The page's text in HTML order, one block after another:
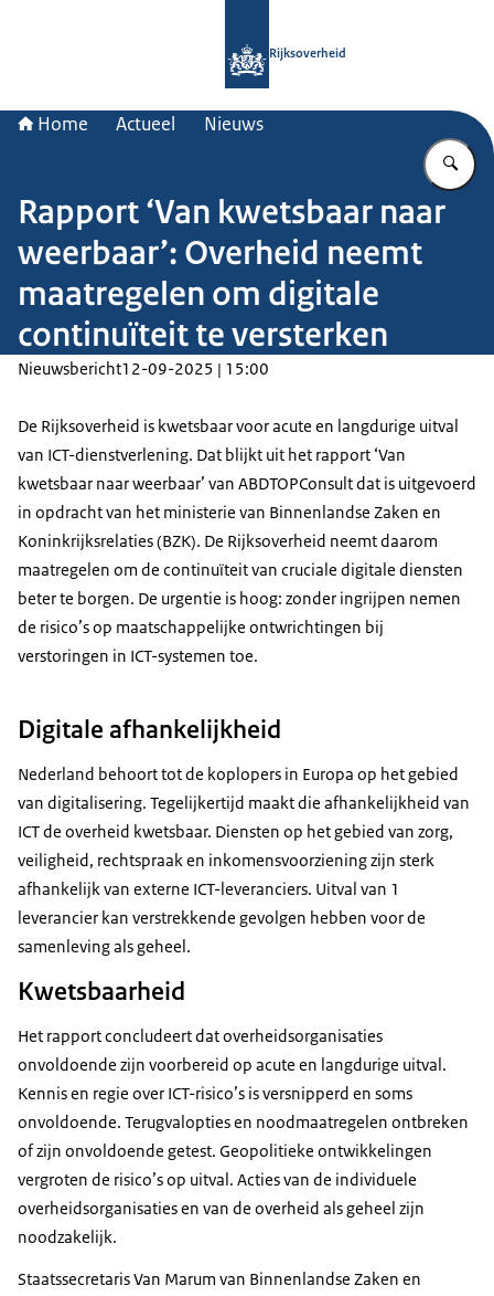
Rijksoverheid
Home Actueel Nieuws
Rapport ‘Van kwetsbaar naar
weerbaar’: Overheid neemt
maatregelen om digitale
continuïteit te versterken
Nieuwsbericht12-09-2025 | 15:00
De Rijksoverheid is kwetsbaar voor acute en langdurige uitval
van ICT-dienstverlening. Dat blijkt uit het rapport ‘Van
kwetsbaar naar weerbaar’ van ABDTOPConsult dat is uitgevoerd
in opdracht van het ministerie van Binnenlandse Zaken en
Koninkrijksrelaties (BZK). De Rijksoverheid neemt daarom
maatregelen om de continuïteit van cruciale digitale diensten
beter te borgen. De urgentie is hoog: zonder ingrijpen nemen
de risico’s op maatschappelijke ontwrichtingen bij
verstoringen in ICT-systemen toe.
Digitale afhankelijkheid
Nederland behoort tot de koplopers in Europa op het gebied
van digitalisering. Tegelijkertijd maakt die afhankelijkheid van
ICT de overheid kwetsbaar. Diensten op het gebied van zorg,
veiligheid, rechtspraak en inkomensvoorziening zijn sterk
afhankelijk van externe ICT-leveranciers. Uitval van 1
leverancier kan verstrekkende gevolgen hebben voor de
samenleving als geheel.
Kwetsbaarheid
Het rapport concludeert dat overheidsorganisaties
onvoldoende zijn voorbereid op acute en langdurige uitval.
Kennis en regie over ICT-risico’s is versnipperd en soms
onvoldoende. Terugvalopties en noodmaatregelen ontbreken
of zijn onvoldoende getest. Geopolitieke ontwikkelingen
vergroten de risico’s op uitval. Acties van de individuele
overheidsorganisaties en van de overheid als geheel zijn
noodzakelijk.
Staatssecretaris Van Marum van Binnenlandse Zaken en